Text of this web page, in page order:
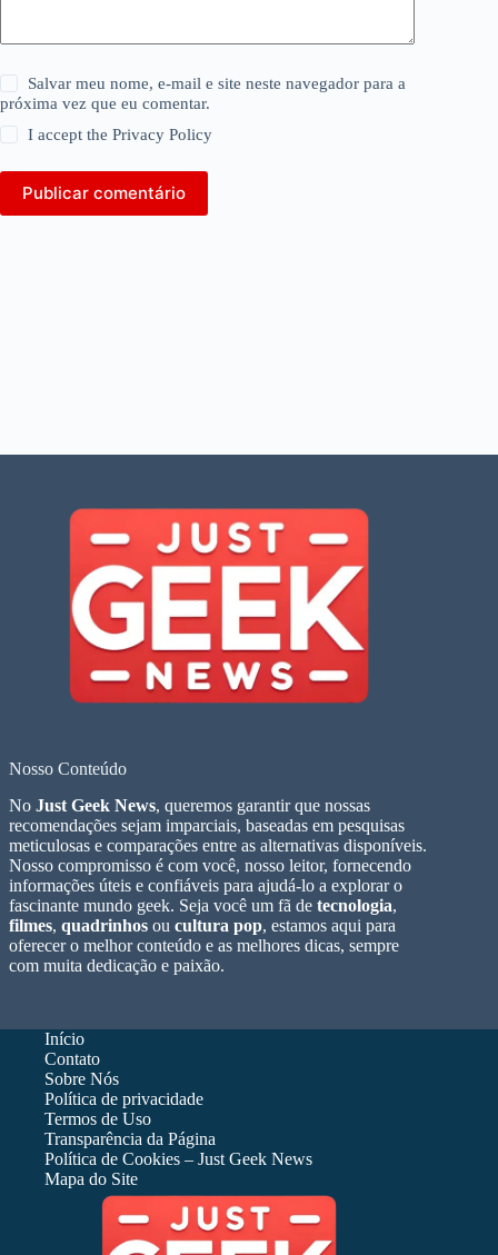
Salvar meu nome, e-mail e site neste navegador para a
próxima vez que eu comentar.
I accept thePrivacy Policy
Publicar comentário
Nosso Conteúdo
No Just Geek News, queremos garantir que nossas
recomendações sejam imparciais, baseadas em pesquisas
meticulosas e comparações entre as alternativas disponíveis.
Nosso compromisso é com você, nosso leitor, fornecendo
informações úteis e confiáveis para ajudá-lo a explorar o
fascinante mundo geek. Seja você um fã de tecnologia,
filmes, quadrinhos ou cultura pop, estamos aqui para
oferecer o melhor conteúdo e as melhores dicas, sempre
com muita dedicação e paixão.
Início
Contato
Sobre Nós
Política de privacidade
Termos de Uso
Transparência da Página
Política de Cookies – Just Geek News
Mapa do Site